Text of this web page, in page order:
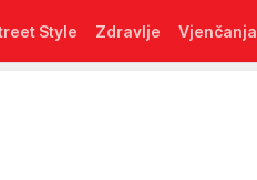
Style Zdravlje Vjenčanja